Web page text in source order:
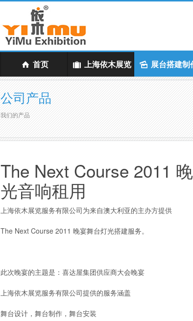
首页 上海依木展览 展台搭建制
公司产品
我们的产品
The Next Course 2011
光音响租用
上海依木展览服务有限公司为来自澳大利亚的主办方提供
The Next Course 2011 晚宴舞台灯光搭建服务。
此次晚宴的主题是：喜达屋集团供应商大会晚宴
上海依木展览服务有限公司提供的服务涵盖
舞台设计，舞台制作，舞台安装